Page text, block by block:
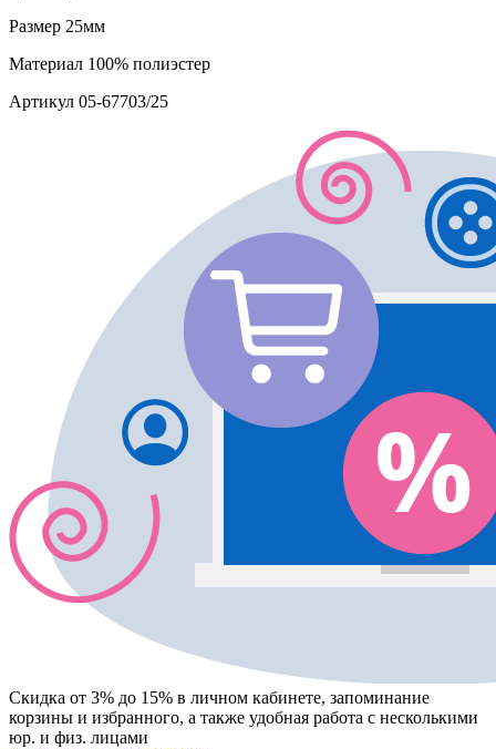
Размер 25мм
Материал 100% полиэстер
Артикул 05-67703/25
Скидка от 3% до 15% в личном кабинете, запоминание
корзины и избранного, а также удобная работа с несколькими
юр. и физ. лицами